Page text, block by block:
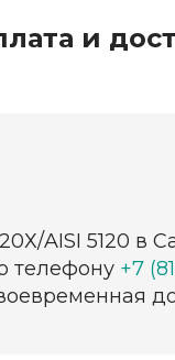
и
AISI 5120 в
телефону +7